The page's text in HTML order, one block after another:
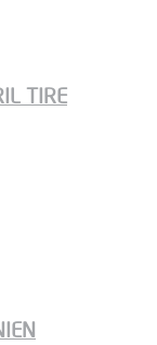
TIRE